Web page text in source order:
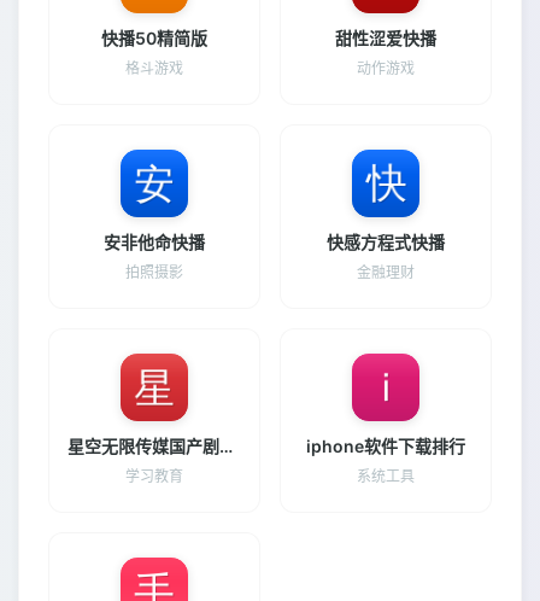
快播50精简版
格斗游戏
甜性涩爱快播
动作游戏
安非他命快播
拍照摄影
快感方程式快播
金融理财
星空无限传媒国产剧情游戏
学习教育
iphone软件下载排行
系统工具